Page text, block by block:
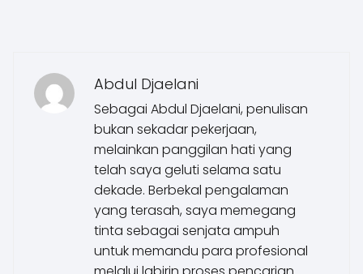
Abdul Djaelani
Sebagai Abdul Djaelani, penulisan
bukan sekadar pekerjaan,
melainkan panggilan hati yang
telah saya geluti selama satu
dekade. Berbekal pengalaman
yang terasah, saya memegang
tinta sebagai senjata ampuh
untuk memandu para profesional